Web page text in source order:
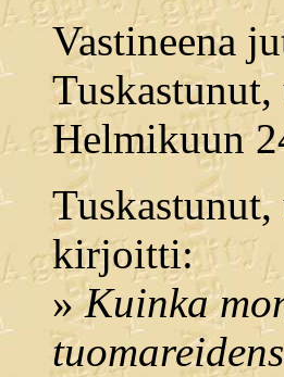
Vastineena
Tuskastunut,
Helmikuun
Tuskastunut,
kirjoitti:
»Kuinka